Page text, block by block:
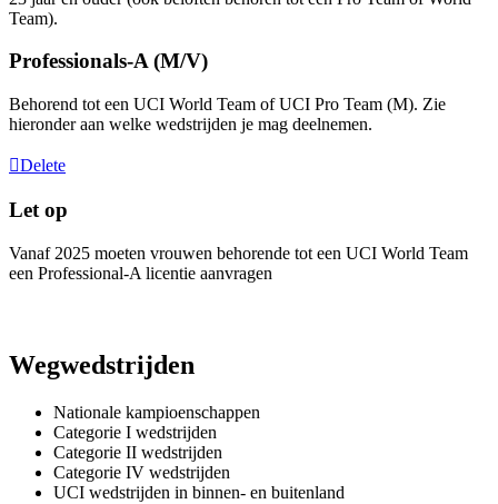
Team).
Professionals-A (M/V)
Behorend tot een UCI World Team of UCI Pro Team (M). Zie
hieronder aan welke wedstrijden je mag deelnemen.
Delete
Let op
Vanaf 2025 moeten vrouwen behorende tot een UCI World Team
een Professional-A licentie aanvragen
Wegwedstrijden
Nationale kampioenschappen
Categorie I wedstrijden
Categorie II wedstrijden
Categorie IV wedstrijden
UCI wedstrijden in binnen- en buitenland